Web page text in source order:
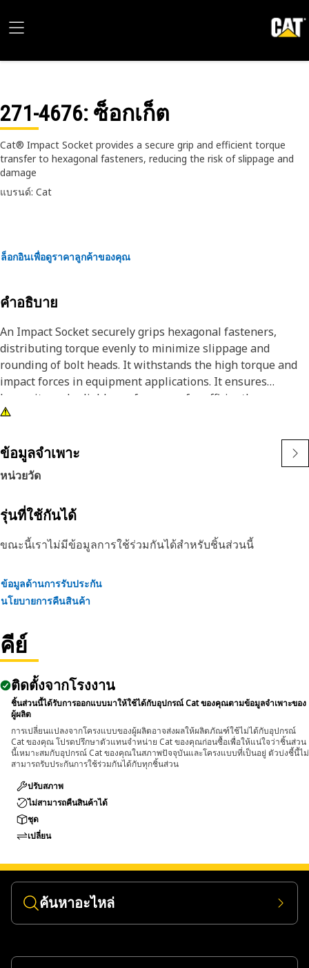
271-4676: ซ็อกเก็ต
Cat® Impact Socket provides a secure grip and efficient torque
transfer to hexagonal fasteners, reducing the risk of slippage and
damage
แบรนด์: Cat
ล็อกอินเพื่อดูราคาลูกค้าของคุณ
คำอธิบาย
An Impact Socket securely grips hexagonal fasteners,
distributing torque evenly to minimize slippage and
rounding of bolt heads. It withstands the high torque and
impact forces in equipment applications. It ensures
longevity and reliable performance for efficiently
tightening and loosening bolts and nuts in the equipment,
Attributes:
• 3/8" drive for compatibility with different impact tools.
conditions.
slippage and damage to fasteners.
fasteners.
• Black oxide finish offers increased resistance to rust and
Applications:
An Impact Socket is utilized in the assembly areas of the
equipment, for servicing where high torque and accurate fit
are required for disassembly and reassembly.
ข้อมูลจำเพาะ
หน่วยวัด
รุ่นที่ใช้กันได้
ขณะนี้เราไม่มีข้อมูลการใช้ร่วมกันได้สำหรับชิ้นส่วนนี้
ข้อมูลด้านการรับประกัน
นโยบายการคืนสินค้า
คีย์
ติดตั้งจากโรงงาน
ชิ้นส่วนนี้ได้รับการออกแบบมาให้ใช้ได้กับอุปกรณ์ Cat ของคุณตามข้อมูลจำเพาะของ
ผู้ผลิต
การเปลี่ยนแปลงจากโครงแบบของผู้ผลิตอาจส่งผลให้ผลิตภัณฑ์ใช้ไม่ได้กับอุปกรณ์
Cat ของคุณ โปรดปรึกษาตัวแทนจำหน่าย Cat ของคุณก่อนซื้อเพื่อให้แน่ใจว่าชิ้นส่วน
นี้เหมาะสมกับอุปกรณ์ Cat ของคุณในสภาพปัจจุบันและโครงแบบที่เป็นอยู่ ตัวบ่งชี้นี้ไม่
สามารถรับประกันการใช้ร่วมกันได้กับทุกชิ้นส่วน
ปรับสภาพ
ไม่สามารถคืนสินค้าได้
ชุด
เปลี่ยน
ค้นหาอะไหล่